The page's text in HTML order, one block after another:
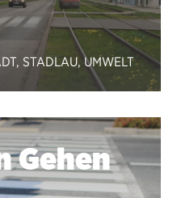
, STADLAU, UMWELT
Gehen